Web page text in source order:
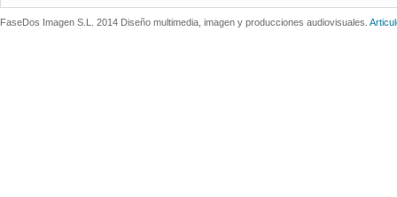
FaseDos Imagen S.L. 2014 Diseño multimedia, imagen y producciones audiovisuales.